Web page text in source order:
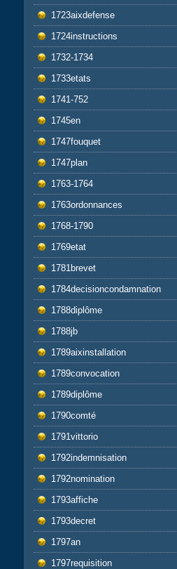
1723aixdefense
1724instructions
1732-1734
1733etats
1741-752
1745en
1747fouquet
1747plan
1763-1764
1763ordonnances
1768-1790
1769etat
1781brevet
1784decisioncondamnation
1788diplôme
1788jb
1789aixinstallation
1789convocation
1789diplôme
1790comté
1791vittorio
1792indemnisation
1792nomination
1793affiche
1793decret
1797an
1797requisition